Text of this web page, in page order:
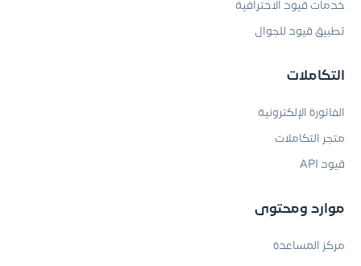
خدمات قيود الاحترافية
تطبيق قيود للجوال
التكاملات
الفاتورة الإلكترونية
متجر التكاملات
قيود API
موارد ومحتوى
مركز المساعدة